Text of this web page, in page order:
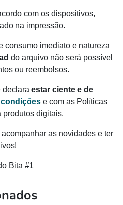
com os dispositivos,
na impressão.
consumo imediato e natureza
do arquivo não será possível
ou reembolsos.
declara estar ciente e de
condições e com as Políticas
produtos digitais.
acompanhar as novidades e ter
Bita #1